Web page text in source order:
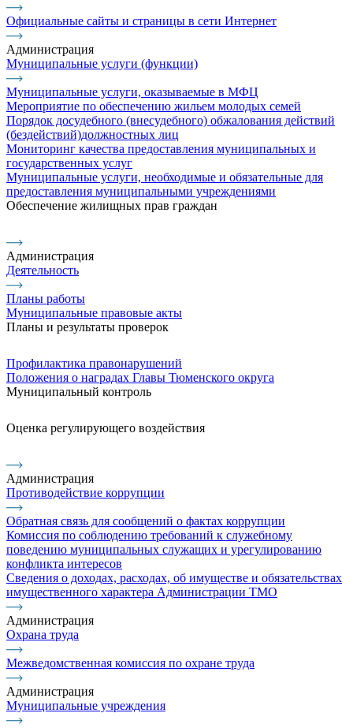
Официальные сайты и страницы в сети Интернет
Администрация
Муниципальные услуги (функции)
Муниципальные услуги, оказываемые в МФЦ
Мероприятие по обеспечению жильем молодых семей
Порядок досудебного (внесудебного) обжалования действий
(бездействий)должностных лиц
Мониторинг качества предоставления муниципальных и
государственных услуг
Муниципальные услуги, необходимые и обязательные для
предоставления муниципальными учреждениями
Обеспечение жилищных прав граждан
Администрация
Деятельность
Планы работы
Муниципальные правовые акты
Планы и результаты проверок
Профилактика правонарушений
Положения о наградах Главы Тюменского округа
Муниципальный контроль
Оценка регулирующего воздействия
Администрация
Противодействие коррупции
Обратная связь для сообщений о фактах коррупции
Комиссия по соблюдению требований к служебному
поведению муниципальных служащих и урегулированию
конфликта интересов
Сведения о доходах, расходах, об имуществе и обязательствах
имущественного характера Администрации ТМО
Администрация
Охрана труда
Межведомственная комиссия по охране труда
Администрация
Муниципальные учреждения